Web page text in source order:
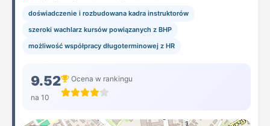
doświadczenie i rozbudowana kadra instruktorów
szeroki wachlarz kursów powiązanych z BHP
możliwość współpracy długoterminowej z HR
9.52
na 10
Ocena w rankingu